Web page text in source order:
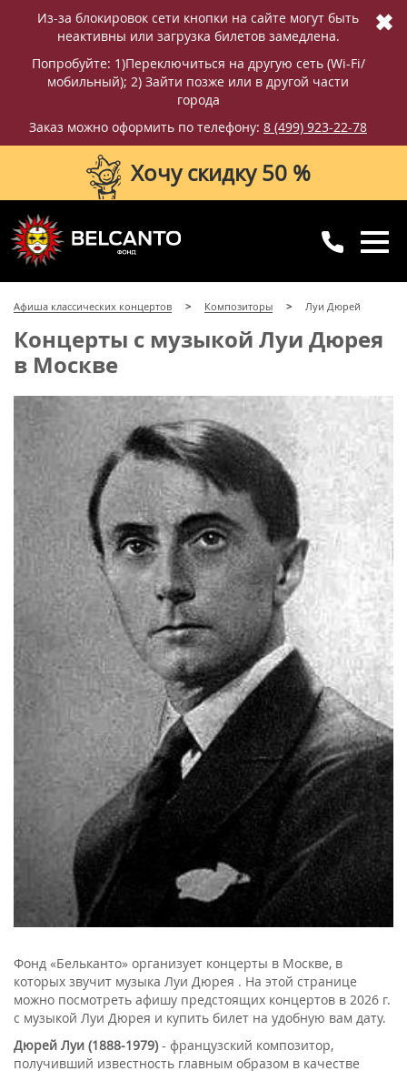
Из-за блокировок сети кнопки на сайте могут быть
неактивны или загрузка билетов замедлена.
Попробуйте: 1)Переключиться на другую сеть (Wi-Fi/
мобильный); 2) Зайти позже или в другой части
города
Заказ можно оформить по телефону: 8 (499) 923-22-78
✖
Хочу скидку 50 %
8 (499) 923-22-78
8 (800) 770-09-71
для регионов
Афиша классических концертов Композиторы Луи Дюрей
Концерты с музыкой Луи Дюрея
в Москве
Фонд «Бельканто» организует концерты в Москве, в
которых звучит музыка Луи Дюрея . На этой странице
можно посмотреть афишу предстоящих концертов в 2026 г.
с музыкой Луи Дюрея и купить билет на удобную вам дату.
Дюрей Луи (1888-1979) - французский композитор,
получивший известность главным образом в качестве